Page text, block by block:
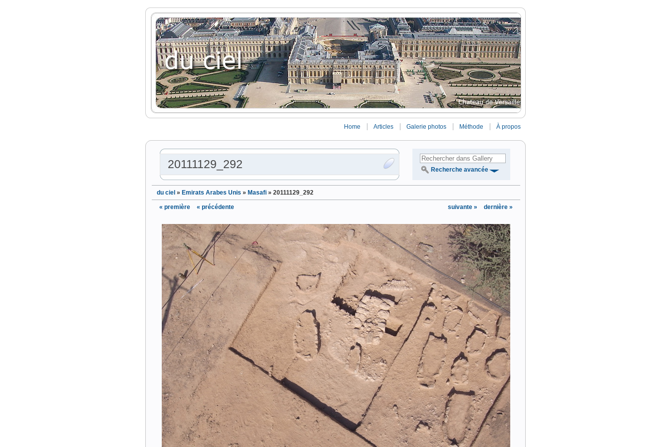
Home Articles Galerie photos Méthode À propos
20111129_292 Recherche avancée
du ciel » Emirats Arabes Unis » Masafi » 20111129_292
suivante » dernière »
« première « précédente